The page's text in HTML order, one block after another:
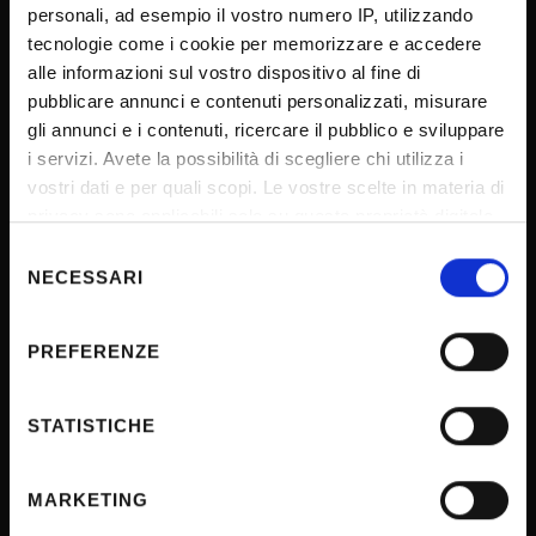
personali, ad esempio il vostro numero IP, utilizzando
tecnologie come i cookie per memorizzare e accedere
alle informazioni sul vostro dispositivo al fine di
pubblicare annunci e contenuti personalizzati, misurare
gli annunci e i contenuti, ricercare il pubblico e sviluppare
i servizi. Avete la possibilità di scegliere chi utilizza i
vostri dati e per quali scopi. Le vostre scelte in materia di
modificare o revocare il proprio consenso in qualsiasi
momento dalla Dichiarazione sui cookie o facendo clic
raccogliere informazioni sulla tua posizione
geografica, con un'approssimazione di qualche
Identificare il tuo dispositivo, scansionandolo
delNECESSARI
PREFERENZE
STATISTICHE
MARKETING
SPORTELLO ATENEO
Amministrazione trasparente
Albo Ufficiale
Gare di appalto
Note legali
Cookie
Iniziative e convegni